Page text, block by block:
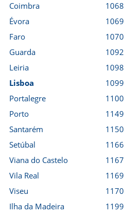
Coimbra
Évora
Faro
Guarda
Leiria
Lisboa
Portalegre
Porto
Santarém
Setúbal
Viana do Castelo
Vila Real
Viseu
Ilha da Madeira
1068
1069
1070
1092
1098
1099
1100
1149
1150
1166
1167
1169
1170
1199